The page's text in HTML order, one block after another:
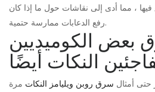
فيها ، مما أدى إلى نقاشات حول ما إذا كان
رفع الدعابات ممارسة حتمية.
بعض الكوميديين
النكات أيضًا
حتى أمثال سرق روبن ويليامز النكات مرة